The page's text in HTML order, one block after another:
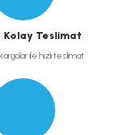
Kolay Teslimat
ile hızlı teslimat